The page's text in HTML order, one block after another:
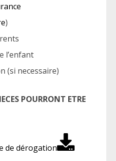
)
l’enfant
(si necessaire)
POURRONT ETRE
de dérogation